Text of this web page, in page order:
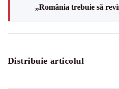
„România trebuie să
Distribuie articolul